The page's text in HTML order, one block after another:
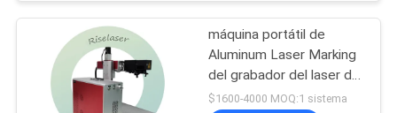
CONTROL
CALIDAD
108
máquina portátil de
Aluminum Laser Marking
del grabador del laser de
la fibra del metal 3D
$1600-4000 MOQ:1 sistema